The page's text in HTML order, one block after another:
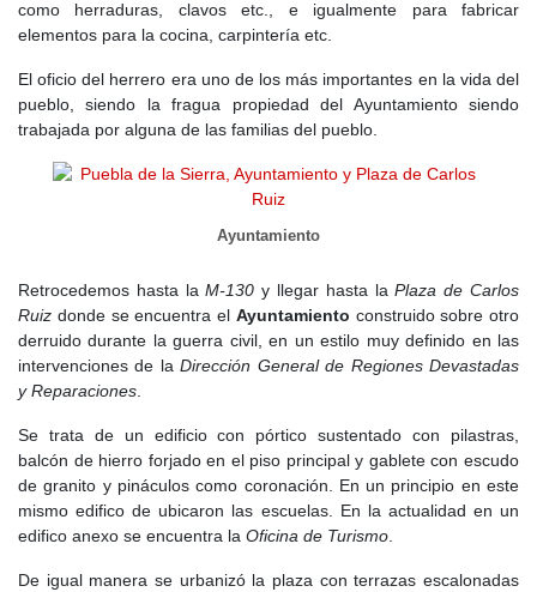
permitido a Puebla mantenerse como un destino atractivo,
aunque el desafío de la despoblación sigue presente.
como herraduras, clavos etc., e igualmente para fabricar
elementos para la cocina, carpintería etc.
El oficio del herrero era uno de los más importantes en la vida del
pueblo, siendo la fragua propiedad del Ayuntamiento siendo
trabajada por alguna de las familias del pueblo.
Ayuntamiento
Retrocedemos hasta laM-130 y llegar hasta laPlaza de Carlos
Ruiz donde se encuentra el Ayuntamiento construido sobre otro
derruido durante la guerra civil, en un estilo muy definido en las
intervenciones de laDirección General de Regiones Devastadas
y Reparaciones.
Se trata de un edificio con pórtico sustentado con pilastras,
balcón de hierro forjado en el piso principal y gablete con escudo
de granito y pináculos como coronación. En un principio en este
mismo edifico de ubicaron las escuelas. En la actualidad en un
edifico anexo se encuentra la Oficina de Turismo.
De igual manera se urbanizó la plaza con terrazas escalonadas